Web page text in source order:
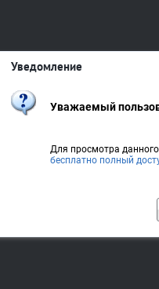
Уведомление
Уважаемый
Для просмотра
бесплатно полный